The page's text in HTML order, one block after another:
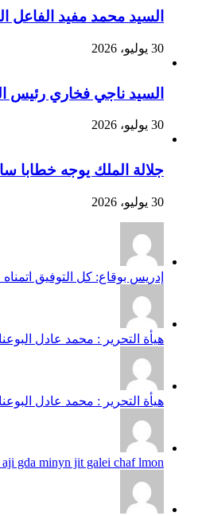
السيد محمد مفيد الفاعل
30 يوليو، 2026
السيد ناجي فخاري رئيس
30 يوليو، 2026
جلالة الملك يوجه خطابا
30 يوليو، 2026
إدريس بوقاع: كل التوفيق
هيأة التحرير : محمد عادل
هيأة التحرير : محمد عادل
gda minyn jit galei chaf lmon...